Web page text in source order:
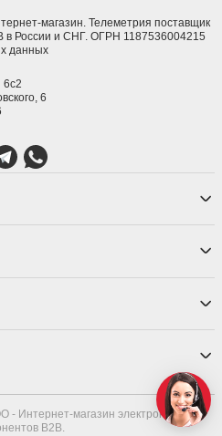
магазин. Телеметрия поставщик
в России и СНГ. ОГРН 1187536004215
данных
6с2
6
- Интернет-магазин электронных
B2B.